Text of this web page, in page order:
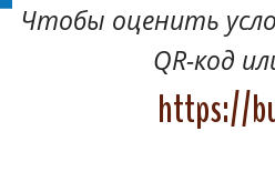
Чтобы оценить
QR-код
https://